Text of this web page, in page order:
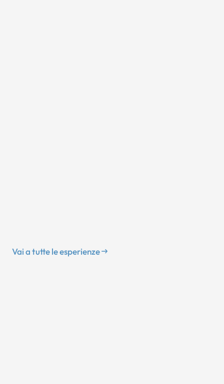
Vai a tutte le esperienze